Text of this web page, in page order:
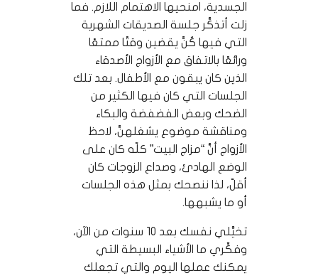
الجسدية، امنحيها الاهتمام اللازم. فما
زلت أتذكَّر جلسة الصديقات الشهرية
التي فيها كُنَّ يقضين وقتًا ممتعًا
ورائعًا بالاتفاق مع الأزواج الأصدقاء
الذين كان يبقون مع الأطفال. بعد تلك
الجلسات التي كان فيها الكثير من
الضحك وبعض الفضفضة والبكاء
ومناقشة موضوع يشغلهنَّ، لاحظ
الأزواج أنَّ “مزاج البيت” كلّه كان على
الوضع الهادئ، وصداع الزوجات كان
أقلّ، لذا ننصحك بمثل هذه الجلسات
أو ما يشبهها.
تخيَّلي نفسك بعد 10 سنوات من الآن،
وفكِّري ما الأشياء البسيطة التي
يمكنك عملها اليوم والتي تجعلك